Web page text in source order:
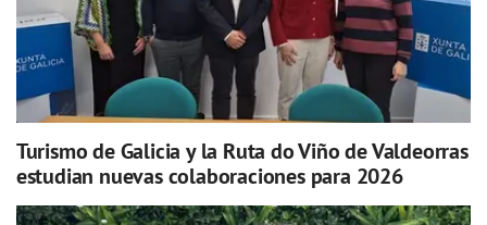
Turismo de Galicia y la Ruta do Viño de Valdeorras
estudian nuevas colaboraciones para 2026